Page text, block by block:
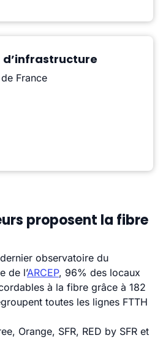
France
proposent la fibre
observatoire du
de l’ARCEP, 96% des locaux
à la fibre grâce à 182
toutes les lignes FTTH
Orange, SFR, RED by SFR et